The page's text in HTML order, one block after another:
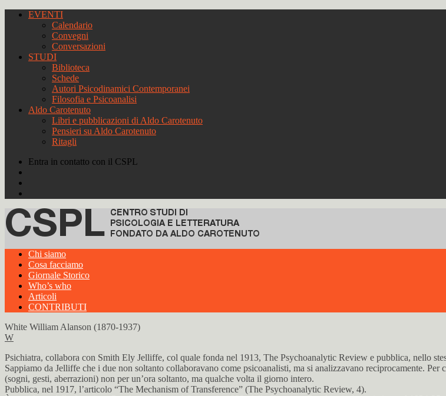
EVENTI
Calendario
Convegni
Conversazioni
STUDI
Biblioteca
Schede
Autori Psicodinamici Contemporanei
Filosofia e Psicoanalisi
Aldo Carotenuto
Libri e pubblicazioni di Aldo Carotenuto
Pensieri su Aldo Carotenuto
Ritagli
Entra in contatto con il CSPL
Chi siamo
Cosa facciamo
Giornale Storico
Who’s who
Articoli
CONTRIBUTI
White William Alanson (1870-1937)
W
Psichiatra, collabora con Smith Ely Jelliffe, col quale fonda nel 1913, The Psychoanalytic Review e pubblica, nello
Sappiamo da Jelliffe che i due non soltanto collaboravano come psicoanalisti, ma si analizzavano reciprocamente.
(sogni, gesti, aberrazioni) non per un’ora soltanto, ma qualche volta il giorno intero.
Pubblica, nel 1917, l’articolo “The Mechanism of Transference” (The Psychoanalytic Review, 4).